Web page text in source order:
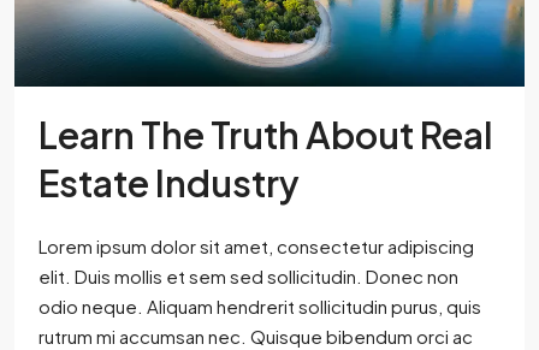
Learn The Truth About Real
Estate Industry
Lorem ipsum dolor sit amet, consectetur adipiscing
elit. Duis mollis et sem sed sollicitudin. Donec non
odio neque. Aliquam hendrerit sollicitudin purus, quis
rutrum mi accumsan nec. Quisque bibendum orci ac